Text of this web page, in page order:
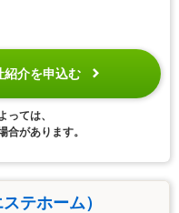
紹介を申込む
ては、
合があります。
テホーム）